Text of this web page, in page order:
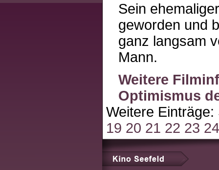
Sein
geworden und
ganz langsam
Mann.
Weitere
Optimismus
Weitere
19 20 21 22 23 24